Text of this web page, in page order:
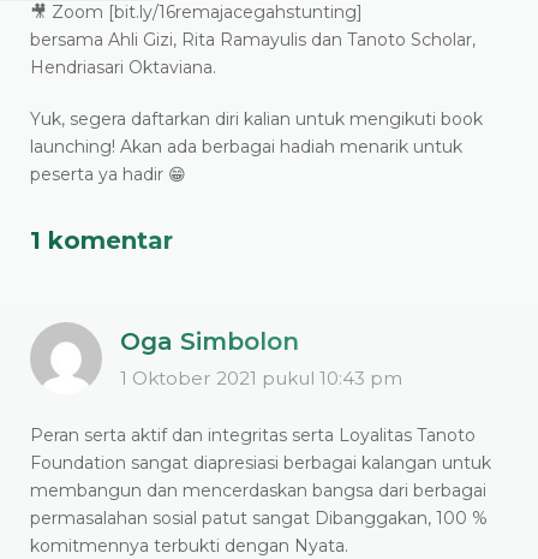
🎥 Zoom [bit.ly/16remajacegahstunting]
bersama Ahli Gizi, Rita Ramayulis dan Tanoto Scholar,
Hendriasari Oktaviana.
Yuk, segera daftarkan diri kalian untuk mengikuti book
launching! Akan ada berbagai hadiah menarik untuk
peserta ya hadir 😁
1 komentar
Oga Simbolon
1 Oktober 2021 pukul 10:43 pm
Peran serta aktif dan integritas serta Loyalitas Tanoto
Foundation sangat diapresiasi berbagai kalangan untuk
membangun dan mencerdaskan bangsa dari berbagai
permasalahan sosial patut sangat Dibanggakan, 100 %
komitmennya terbukti dengan Nyata.